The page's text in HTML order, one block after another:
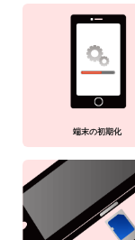
端末の初期化